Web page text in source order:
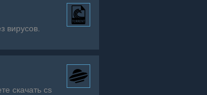
вирусов.
скачать cs